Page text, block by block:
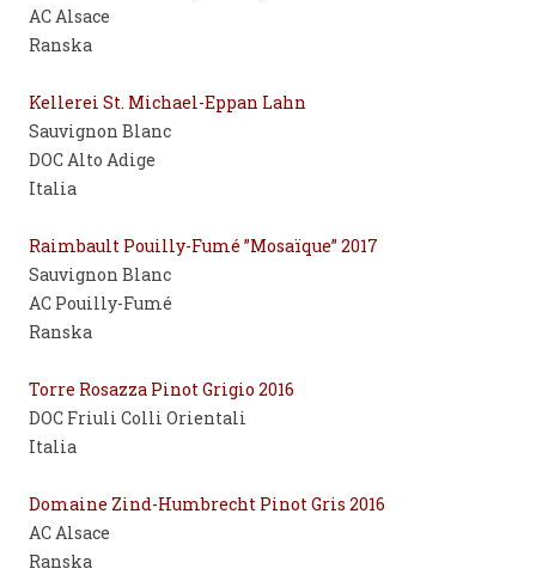
AC Alsace
Ranska
Kellerei St. Michael-Eppan Lahn
Sauvignon Blanc
DOC Alto Adige
Italia
Raimbault Pouilly-Fumé ”Mosaïque” 2017
Sauvignon Blanc
AC Pouilly-Fumé
Ranska
Torre Rosazza Pinot Grigio 2016
DOC Friuli Colli Orientali
Italia
Domaine Zind-Humbrecht Pinot Gris 2016
AC Alsace
Ranska